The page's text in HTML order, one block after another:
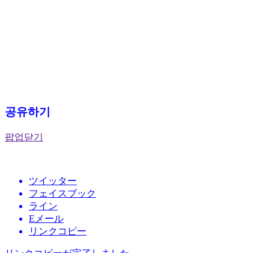
공유하기
팝업닫기
ツイッター
フェイスブック
ライン
Eメール
リンクコピー